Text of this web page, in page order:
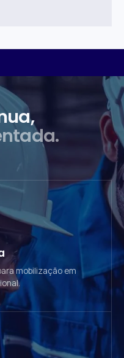
mobilização em